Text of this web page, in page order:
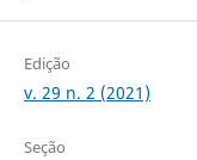
Edição
v. 29 n. 2 (2021)
Seção